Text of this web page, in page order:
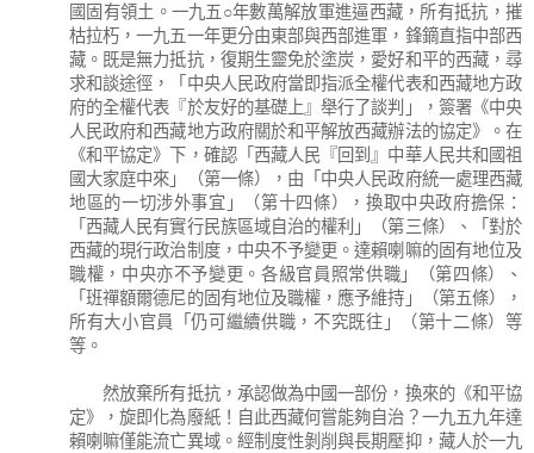
國固有領土。一九五○年數萬解放軍進逼西藏，所有抵抗，摧
枯拉朽，一九五一年更分由東部與西部進軍，鋒鏑直指中部西
藏。既是無力抵抗，復期生靈免於塗炭，愛好和平的西藏，尋
求和談途徑，「中央人民政府當即指派全權代表和西藏地方政
府的全權代表『於友好的基礎上』舉行了談判」，簽署《中央
人民政府和西藏地方政府關於和平解放西藏辦法的協定》。在
《和平協定》下，確認「西藏人民『回到』中華人民共和國祖
國大家庭中來」（第一條），由「中央人民政府統一處理西藏
地區的一切涉外事宜」（第十四條），換取中央政府擔保：
「西藏人民有實行民族區域自治的權利」（第三條）、「對於
西藏的現行政治制度，中央不予變更。達賴喇嘛的固有地位及
職權，中央亦不予變更。各級官員照常供職」（第四條）、
「班禪額爾德尼的固有地位及職權，應予維持」（第五條），
所有大小官員「仍可繼續供職，不究既往」（第十二條）等
等。
然放棄所有抵抗，承認做為中國一部份，換來的《和平協
定》，旋即化為廢紙！自此西藏何嘗能夠自治？一九五九年達
賴喇嘛僅能流亡異域。經制度性剝削與長期壓抑，藏人於一九